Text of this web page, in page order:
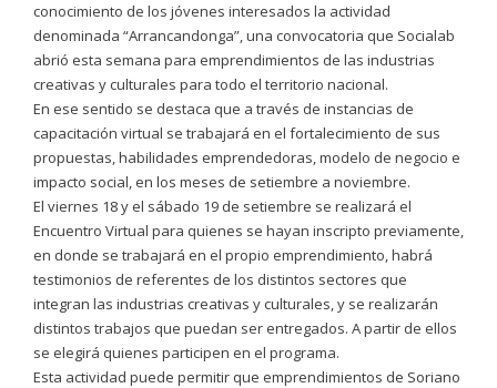
conocimiento de los jóvenes interesados la actividad
denominada “Arrancandonga”, una convocatoria que Socialab
abrió esta semana para emprendimientos de las industrias
creativas y culturales para todo el territorio nacional.
En ese sentido se destaca que a través de instancias de
capacitación virtual se trabajará en el fortalecimiento de sus
propuestas, habilidades emprendedoras, modelo de negocio e
impacto social, en los meses de setiembre a noviembre.
El viernes 18 y el sábado 19 de setiembre se realizará el
Encuentro Virtual para quienes se hayan inscripto previamente,
en donde se trabajará en el propio emprendimiento, habrá
testimonios de referentes de los distintos sectores que
integran las industrias creativas y culturales, y se realizarán
distintos trabajos que puedan ser entregados. A partir de ellos
se elegirá quienes participen en el programa.
Esta actividad puede permitir que emprendimientos de Soriano